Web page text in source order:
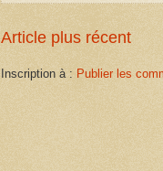
Article plus récent
Inscription à : Publier les